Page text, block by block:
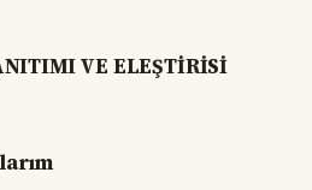
VE ELEŞTİRİSİ